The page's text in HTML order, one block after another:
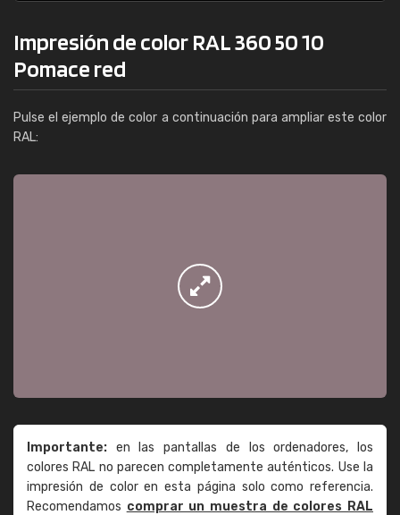
Impresión de color RAL 360 50 10
Pomace red
Pulse el ejemplo de color a continuación para ampliar este color
RAL:
Importante: en las pantallas de los ordenadores, los
colores RAL no parecen completamente auténticos. Use la
impresión de color en esta página solo como referencia.
Recomendamos comprar un muestra de colores RAL